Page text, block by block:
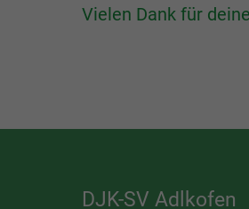
Vielen Dank für
DJK-SV Adlkofen